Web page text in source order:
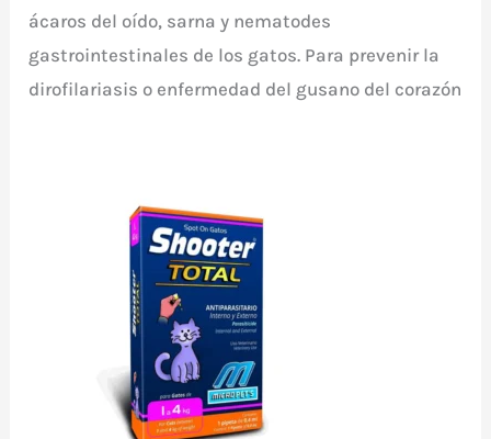
ácaros del oído, sarna y nematodes
gastrointestinales de los gatos. Para prevenir la
dirofilariasis o enfermedad del gusano del corazón